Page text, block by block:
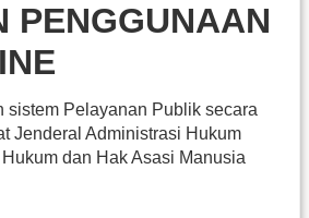
PENGGUNAAN
sistem Pelayanan Publik secara
Jenderal Administrasi Hukum
dan Hak Asasi Manusia